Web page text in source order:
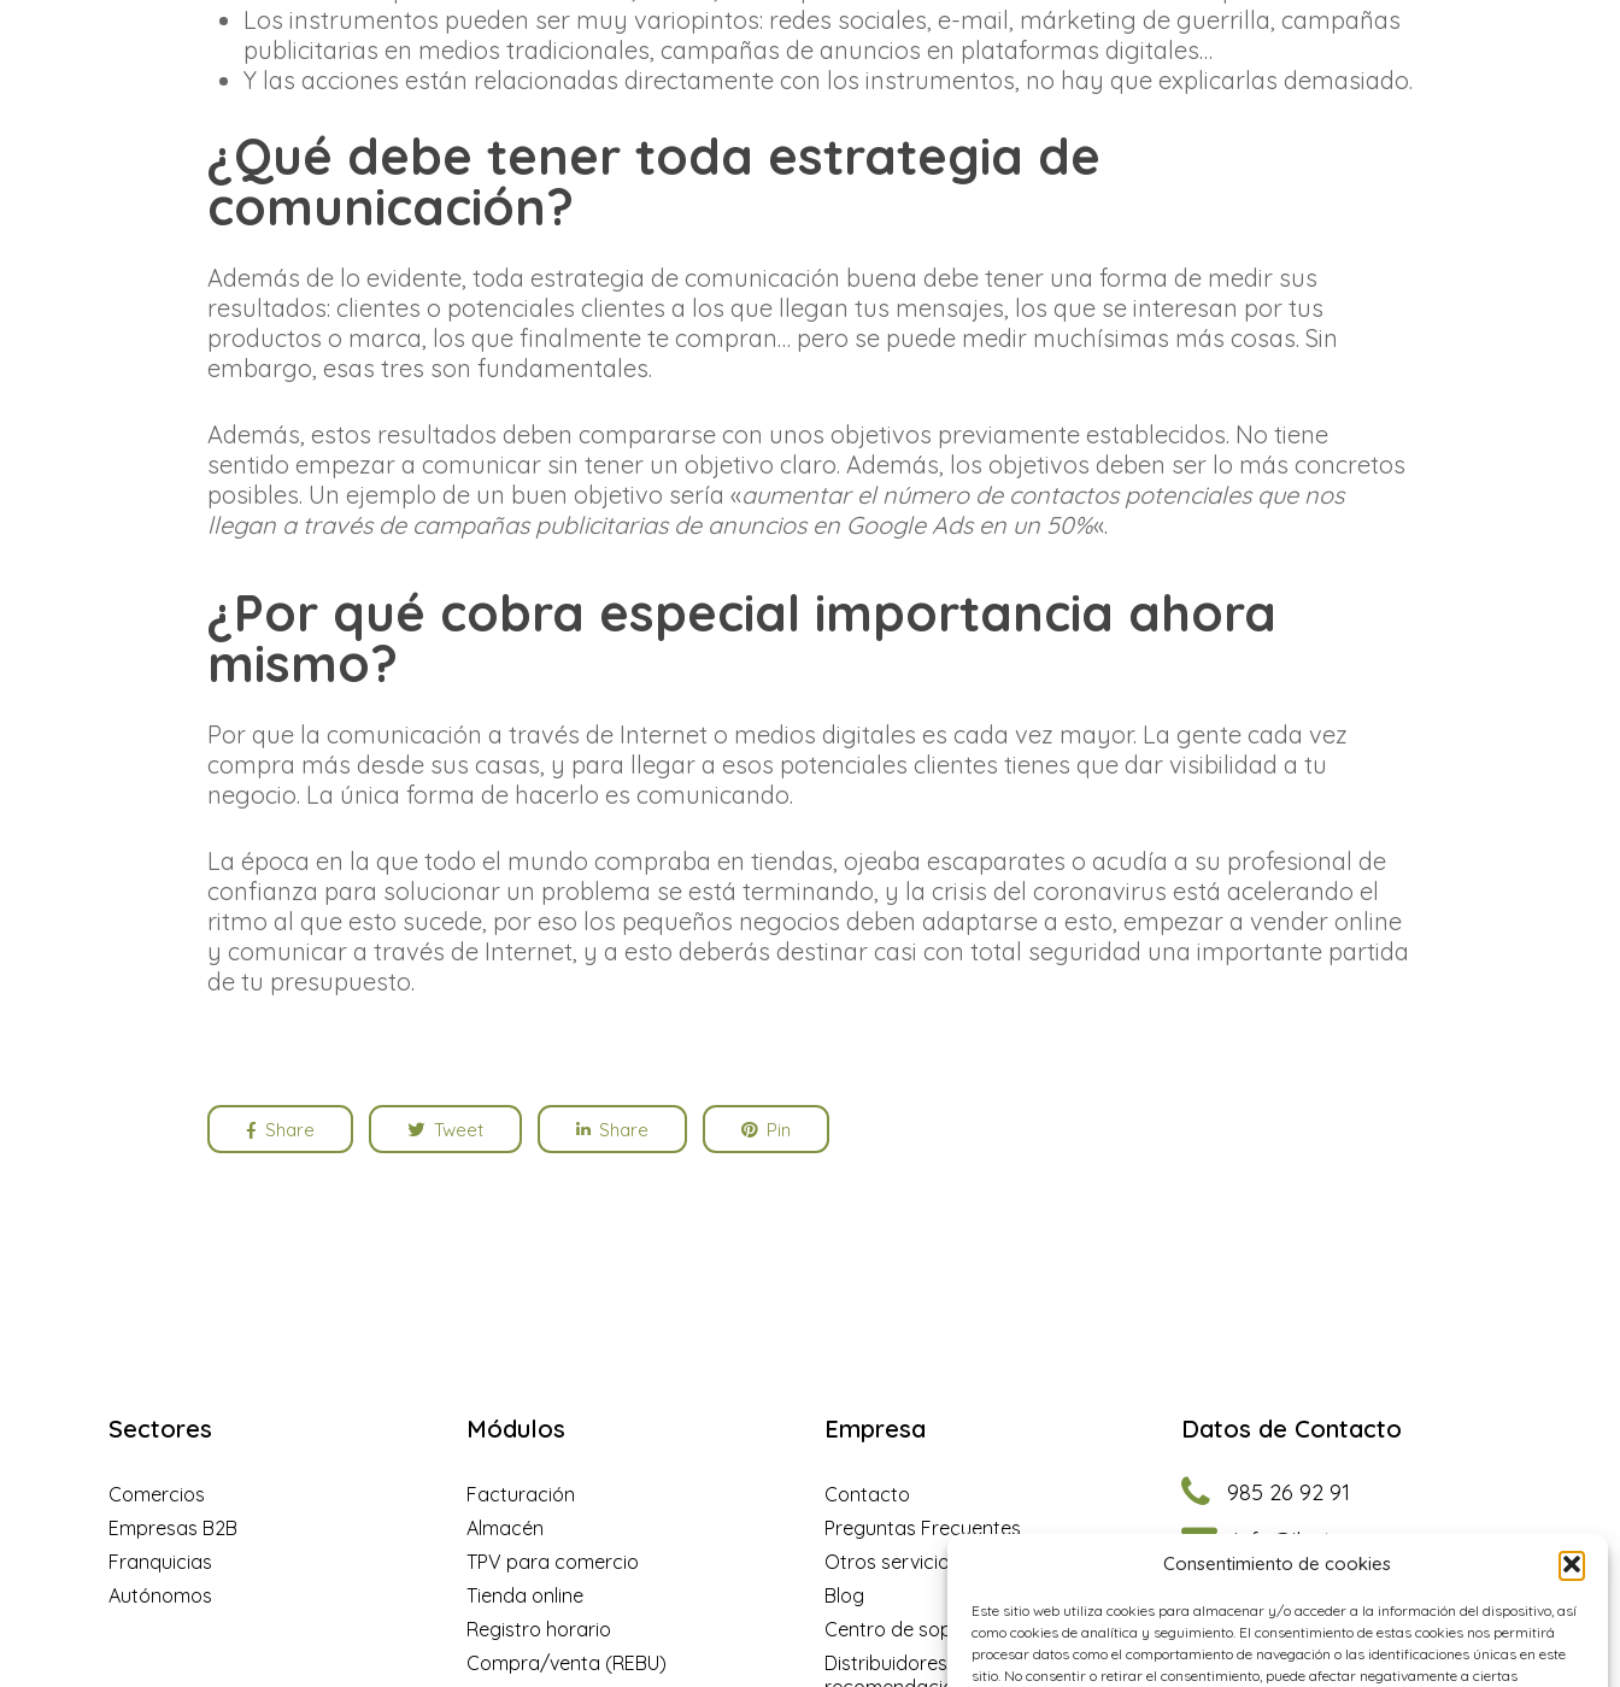
Consentimiento de cookies
Este sitio web utiliza cookies para almacenar y/o acceder a la información del dispositivo, así
como cookies de analítica y seguimiento. El consentimiento de estas cookies nos permitirá
procesar datos como el comportamiento de navegación o las identificaciones únicas en este
sitio. No consentir o retirar el consentimiento, puede afectar negativamente a ciertas
Los instrumentos pueden ser muy variopintos: redes sociales, e-mail, márketing de guerrilla, campañas
publicitarias en medios tradicionales, campañas de anuncios en plataformas digitales…
Y las acciones están relacionadas directamente con los instrumentos, no hay que explicarlas demasiado.
¿Qué debe tener toda estrategia de
comunicación?
Además de lo evidente, toda estrategia de comunicación buena debe tener una forma de medir sus
resultados: clientes o potenciales clientes a los que llegan tus mensajes, los que se interesan por tus
productos o marca, los que finalmente te compran… pero se puede medir muchísimas más cosas. Sin
embargo, esas tres son fundamentales.
Además, estos resultados deben compararse con unos objetivos previamente establecidos. No tiene
sentido empezar a comunicar sin tener un objetivo claro. Además, los objetivos deben ser lo más concretos
posibles. Un ejemplo de un buen objetivo sería «aumentar el número de contactos potenciales que nos
llegan a través de campañas publicitarias de anuncios en Google Ads en un 50%«.
¿Por qué cobra especial importancia ahora
mismo?
Por que la comunicación a través de Internet o medios digitales es cada vez mayor. La gente cada vez
compra más desde sus casas, y para llegar a esos potenciales clientes tienes que dar visibilidad a tu
negocio. La única forma de hacerlo es comunicando.
La época en la que todo el mundo compraba en tiendas, ojeaba escaparates o acudía a su profesional de
confianza para solucionar un problema se está terminando, y la crisis del coronavirus está acelerando el
ritmo al que esto sucede, por eso los pequeños negocios deben adaptarse a esto, empezar a vender online
y comunicar a través de Internet, y a esto deberás destinar casi con total seguridad una importante partida
de tu presupuesto.
Share Tweet Share Pin
Sectores
Comercios
Empresas B2B
Franquicias
Autónomos
Módulos
Facturación
Almacén
TPV para comercio
Tienda online
Registro horario
Compra/venta (REBU)
Empresa
Contacto
Preguntas Frecuentes
Otros servicios
Blog
Centro de soporte
Distribuidores y programa de
Datos de Contacto
985 26 92 91
info@ilastec.com
Facebook
Instagram
YouTube
LinkedIn